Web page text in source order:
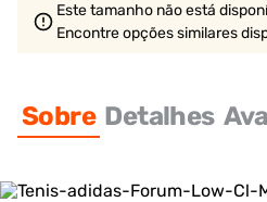
Este tamanho não está
Encontre opções similares
Sobre Detalhes